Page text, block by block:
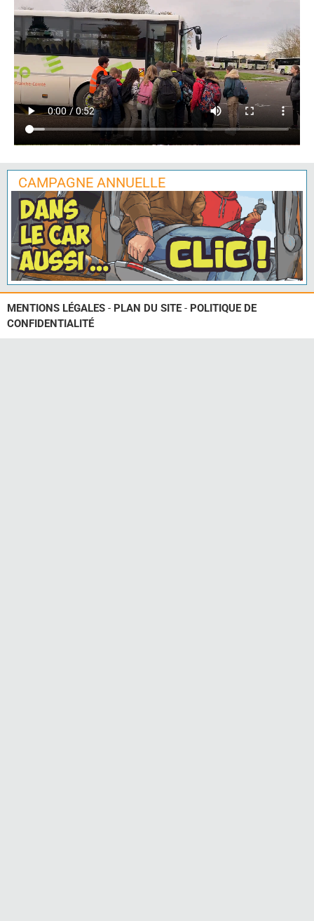
CAMPAGNE ANNUELLE
MENTIONS LÉGALES - PLAN DU SITE - POLITIQUE DE
CONFIDENTIALITÉ